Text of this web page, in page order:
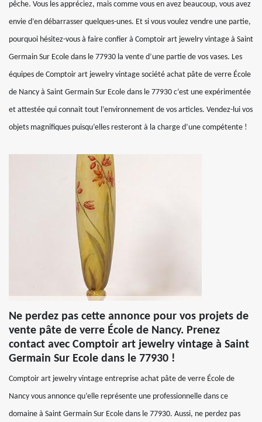
pêche. Vous les appréciez, mais comme vous en avez beaucoup, vous avez
envie d’en débarrasser quelques-unes. Et si vous voulez vendre une partie,
pourquoi hésitez-vous à faire confier à Comptoir art jewelry vintage à Saint
Germain Sur Ecole dans le 77930 la vente d’une partie de vos vases. Les
équipes de Comptoir art jewelry vintage société achat pâte de verre École
de Nancy à Saint Germain Sur Ecole dans le 77930 c’est une expérimentée
et attestée qui connait tout l’environnement de vos articles. Vendez-lui vos
objets magnifiques puisqu’elles resteront à la charge d’une compétente !
Ne perdez pas cette annonce pour vos projets de
vente pâte de verre École de Nancy. Prenez
contact avec Comptoir art jewelry vintage à Saint
Germain Sur Ecole dans le 77930 !
Comptoir art jewelry vintage entreprise achat pâte de verre École de
Nancy vous annonce qu’elle représente une professionnelle dans ce
domaine à Saint Germain Sur Ecole dans le 77930. Aussi, ne perdez pas